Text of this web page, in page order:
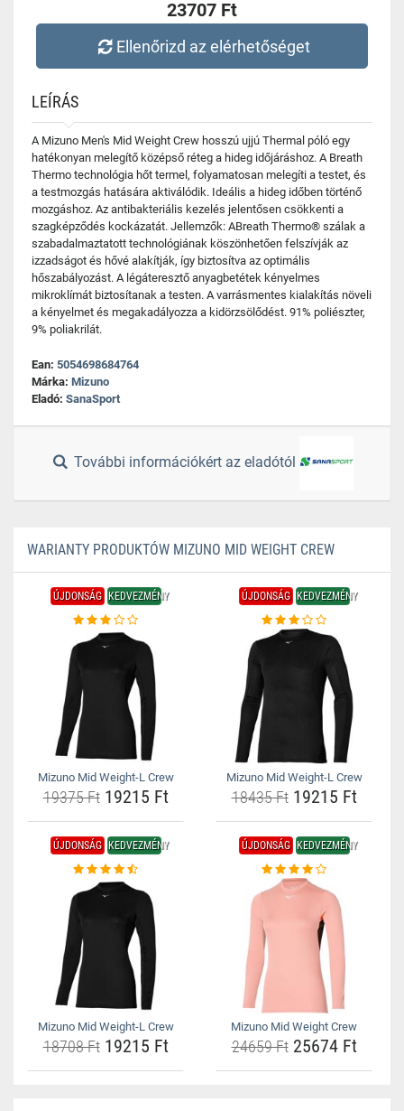
23707 Ft
Ellenőrizd az elérhetőséget
LEÍRÁS
A Mizuno Men's Mid Weight Crew hosszú ujjú Thermal póló egy
hatékonyan melegítő középső réteg a hideg időjáráshoz. A Breath
Thermo technológia hőt termel, folyamatosan melegíti a testet, és
a testmozgás hatására aktiválódik. Ideális a hideg időben történő
mozgáshoz. Az antibakteriális kezelés jelentősen csökkenti a
szagképződés kockázatát. Jellemzők: ABreath Thermo® szálak a
szabadalmaztatott technológiának köszönhetően felszívják az
izzadságot és hővé alakítják, így biztosítva az optimális
hőszabályozást. A légáteresztő anyagbetétek kényelmes
mikroklímát biztosítanak a testen. A varrásmentes kialakítás növeli
a kényelmet és megakadályozza a kidörzsölődést. 91% poliészter,
9% poliakrilát.
Ean: 5054698684764
Márka: Mizuno
Eladó: SanaSport
További információkért az eladótól
WARIANTY PRODUKTÓW MIZUNO MID WEIGHT CREW
ÚJDONSÁG KEDVEZMÉNY
Mizuno Mid Weight-L Crew
19375 Ft19215 Ft
ÚJDONSÁG KEDVEZMÉNY
Mizuno Mid Weight-L Crew
18435 Ft19215 Ft
ÚJDONSÁG KEDVEZMÉNY
Mizuno Mid Weight-L Crew
18708 Ft19215 Ft
ÚJDONSÁG KEDVEZMÉNY
Mizuno Mid Weight Crew
24659 Ft25674 Ft